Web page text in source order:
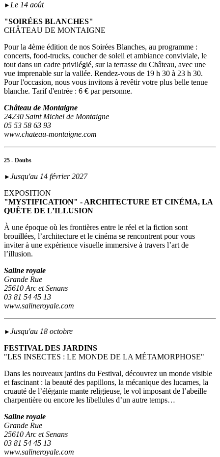
► Le 14 août
"SOIRÉES BLANCHES"
CHÂTEAU DE MONTAIGNE
Pour la 4ème édition de nos Soirées Blanches, au programme :
concerts, food-trucks, coucher de soleil et ambiance conviviale, le
tout dans un cadre privilégié, sur la terrasse du Château, avec une
vue imprenable sur la vallée. Rendez-vous de 19 h 30 à 23 h 30.
Pour l'occasion, nous vous invitons à revêtir votre plus belle tenue
blanche. Tarif d'entrée : 6 € par personne.
Château de Montaigne
24230 Saint Michel de Montaigne
05 53 58 63 93
www.chateau-montaigne.com
25 - Doubs
► Jusqu'au 14 février 2027
EXPOSITION
"MYSTIFICATION" - ARCHITECTURE ET CINÉMA, LA
QUÊTE DE L’ILLUSION
À une époque où les frontières entre le réel et la fiction sont
brouillées, l’architecture et le cinéma se rencontrent pour vous
inviter à une expérience visuelle immersive à travers l’art de
l’illusion.
Saline royale
Grande Rue
25610 Arc et Senans
03 81 54 45 13
www.salineroyale.com
► Jusqu'au 18 octobre
FESTIVAL DES JARDINS
"LES INSECTES : LE MONDE DE LA MÉTAMORPHOSE"
Dans les nouveaux jardins du Festival, découvrez un monde visible
et fascinant : la beauté des papillons, la mécanique des lucarnes, la
cruauté de l’élégante mante religieuse, le vol imposant de l’abeille
charpentière ou encore les libellules d’un autre temps…
Saline royale
Grande Rue
25610 Arc et Senans
03 81 54 45 13
www.salineroyale.com